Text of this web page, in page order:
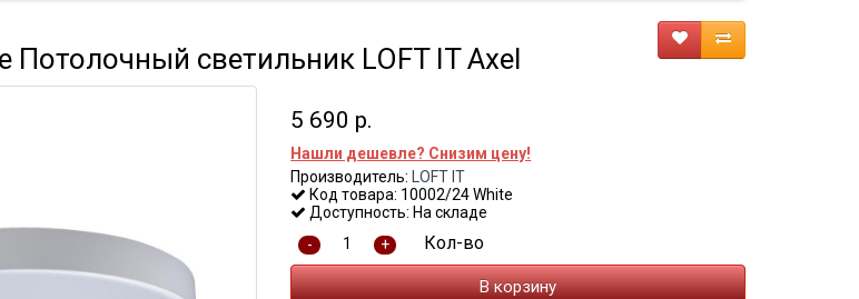
Потолочный светильник LOFT IT Axel
5 690 р.
Нашли дешевле? Снизим цену!
Производитель:
LOFT IT
Код товара: 10002/24 White
Доступность: На складе
Кол-во
- +
В корзину